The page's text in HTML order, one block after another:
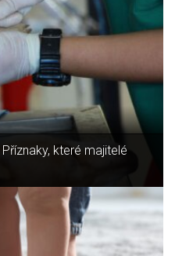
Průvodce pro Váš